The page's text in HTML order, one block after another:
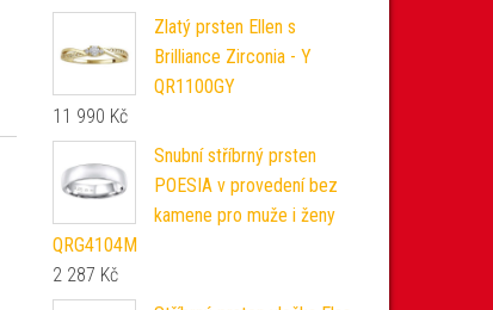
Zlatý prsten Ellen s
Brilliance Zirconia - Y
QR1100GY
11 990 Kč
Snubní stříbrný prsten
POESIA v provedení bez
kamene pro muže i ženy
QRG4104M
2 287 Kč